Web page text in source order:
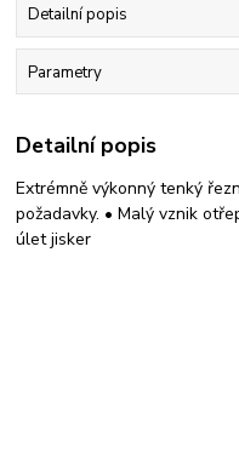
Detailní popis
Parametry
Detailní popis
Extrémně výkonný tenký
požadavky. • Malý vznik
úlet jisker